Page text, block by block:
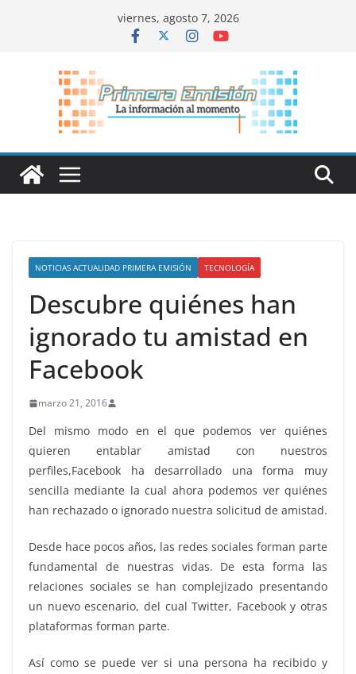
viernes, agosto 7, 2026
NOTICIAS ACTUALIDAD PRIMERA EMISIÓN TECNOLOGÍA
Descubre quiénes han
ignorado tu amistad en
Facebook
marzo 21, 2016
Del mismo modo en el que podemos ver quiénes
quieren entablar amistad con nuestros
perfiles,Facebook ha desarrollado una forma muy
sencilla mediante la cual ahora podemos ver quiénes
han rechazado o ignorado nuestra solicitud de amistad.
Desde hace pocos años, las redes sociales forman parte
fundamental de nuestras vidas. De esta forma las
relaciones sociales se han complejizado presentando
un nuevo escenario, del cual Twitter, Facebook y otras
plataformas forman parte.
Así como se puede ver si una persona ha recibido y